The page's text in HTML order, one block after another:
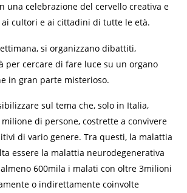
una celebrazione del cervello creativa e
cultori e ai cittadini di tutte le età.
si organizzano dibattiti,
per cercare di fare luce su un organo
in gran parte misterioso.
sul tema che, solo in Italia,
di persone, costrette a convivere
di vario genere. Tra questi, la malattia
essere la malattia neurodegenerativa
600mila i malati con oltre 3milioni
o indirettamente coinvolte